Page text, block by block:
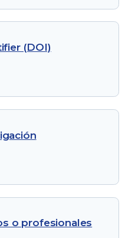
(DOI)
o profesionales